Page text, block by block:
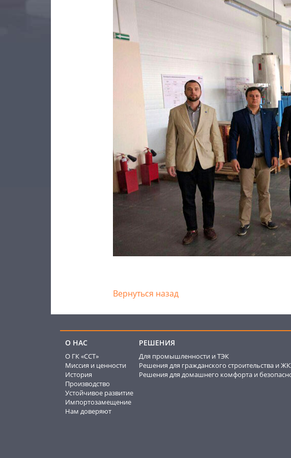
Вернуться назад
О НАС
О ГК «ССТ»
Миссия и ценности
История
Производство
Устойчивое развитие
Импортозамещение
Нам доверяют
РЕШЕНИЯ
Для промышленности и ТЭК
Решения для гражданского строительства и
Решения для домашнего комфорта и